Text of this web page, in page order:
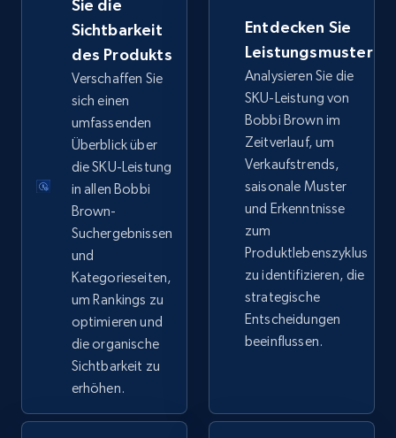
eBay - Collect records by category
URL, Product id, Title, Seller name, Seller rating,
Seller reviews, Breadcrumbs, Root category, and
more.
2.5K+ 359+ Jetzt anfangen
Google Shopping
URL, Product id, Title, Product description,
Rating, Reviews count, Images, Variations, and
more.
2.4K+ 199+
Sie die
Sichtbarkeit
des Produkts
Verschaffen Sie
sich einen
umfassenden
Überblick über
die SKU-Leistung
in allen Bobbi
Brown-
Suchergebnissen
und
Kategorieseiten,
um Rankings zu
optimieren und
die organische
Sichtbarkeit zu
erhöhen.
Entdecken Sie
Leistungsmuster
Analysieren Sie die
SKU-Leistung von
Bobbi Brown im
Zeitverlauf, um
Verkaufstrends,
saisonale Muster
und Erkenntnisse
zum
Produktlebenszyklus
zu identifizieren, die
strategische
Entscheidungen
beeinflussen.